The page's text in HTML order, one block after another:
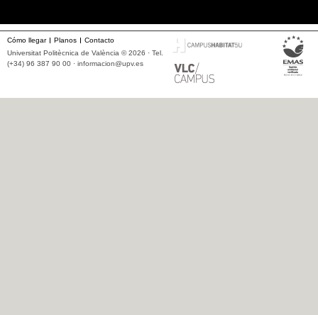
Cómo llegar Planos
Contacto
Universitat Politècnica de València © 2026 · Tel.
(+34) 96 387 90 00 · informacion@upv.es